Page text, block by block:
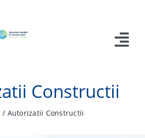
Constructii
Autorizatii Constructii